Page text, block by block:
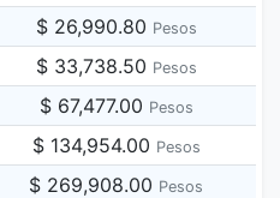
$ 26,990.80 Pesos
$ 33,738.50 Pesos
$ 67,477.00 Pesos
$ 134,954.00 Pesos
$ 269,908.00 Pesos